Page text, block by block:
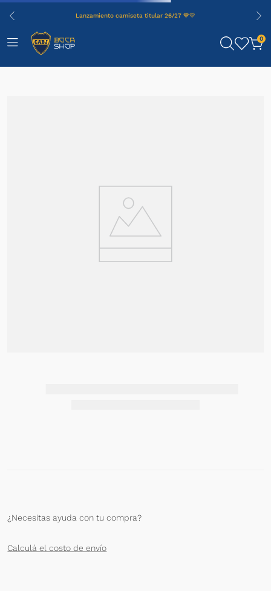
Lanzamiento camiseta titular 26/27 💙💛
0
¿Necesitas ayuda con tu compra?
Calculá el costo de envío